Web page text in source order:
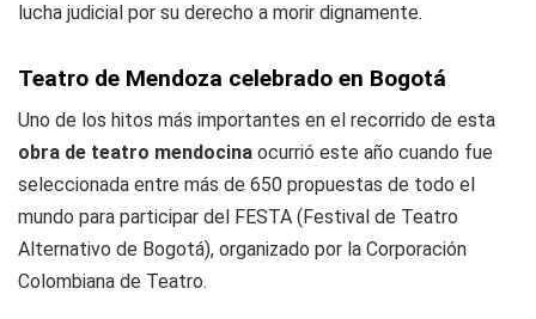
lucha judicial por su derecho a morir dignamente.
Teatro de Mendoza celebrado en Bogotá
Uno de los hitos más importantes en el recorrido de esta
obra de teatro mendocina ocurrió este año cuando fue
seleccionada entre más de 650 propuestas de todo el
mundo para participar del FESTA (Festival de Teatro
Alternativo de Bogotá), organizado por la Corporación
Colombiana de Teatro.